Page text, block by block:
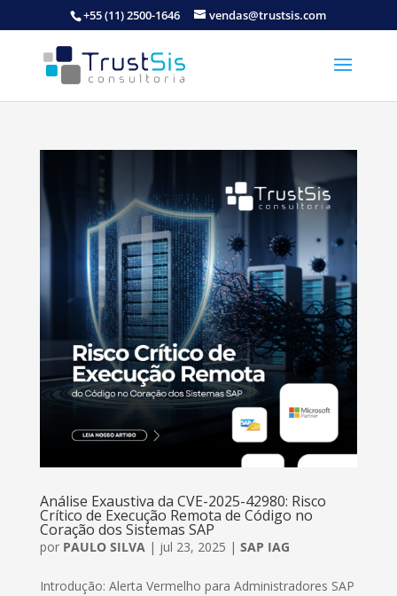
+55 (11) 2500-1646 vendas@trustsis.com
Análise Exaustiva da CVE-2025-42980: Risco
Crítico de Execução Remota de Código no
Coração dos Sistemas SAP
por PAULO SILVA| jul 23, 2025 | SAP IAG
Introdução: Alerta Vermelho para Administradores SAP